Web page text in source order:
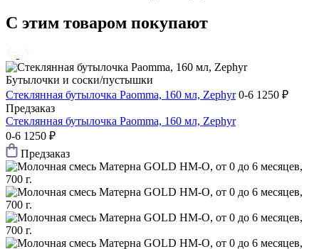
С этим товаром покупают
Бутылочки и соски/пустышки
Стеклянная бутылочка Paomma, 160 мл, Zephyr 0-6 1250 ₽
Предзаказ
Стеклянная бутылочка Paomma, 160 мл, Zephyr
0-6 1250 ₽
Предзаказ